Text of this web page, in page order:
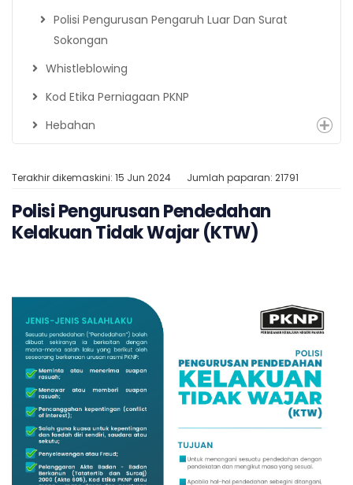
Polisi Pengurusan Pengaruh Luar Dan Surat
Sokongan
Whistleblowing
Kod Etika Perniagaan PKNP
Hebahan
Terakhir dikemaskini: 15 Jun 2024 Jumlah paparan: 21791
Polisi Pengurusan Pendedahan
Kelakuan Tidak Wajar (KTW)